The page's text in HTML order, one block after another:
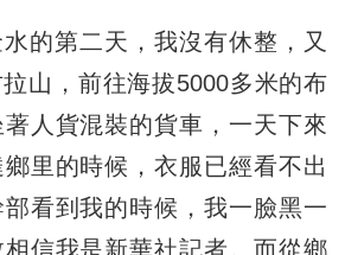
第二天，我沒有休整，又
山，前往海拔5000多米的布
人貨混裝的貨車，一天下來
里的時候，衣服已經看不出
看到我的時候，我一臉黑一
信我是新華社記者。而從鄉